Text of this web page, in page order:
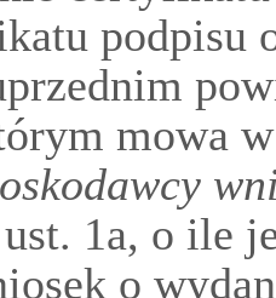
podpisu
mowa w
ust. 1a, o ile
o